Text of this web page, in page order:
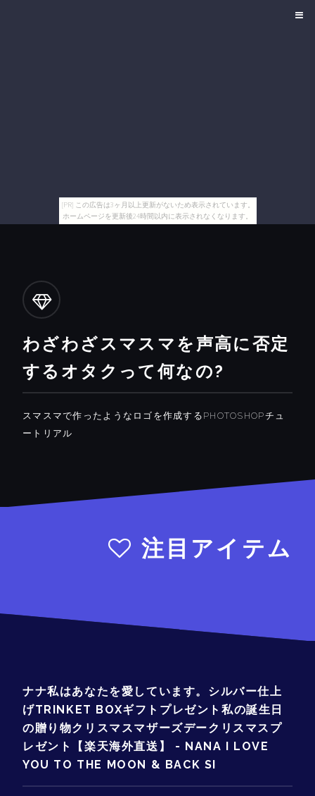
[PR] この広告は3ヶ月以上更新がないため表示されています。
ホームページを更新後24時間以内に表示されなくなります。
わざわざスマスマを声高に否定
するオタクって何なの?
スマスマで作ったようなロゴを作成するPHOTOSHOPチュ
ートリアル
注目アイテム
ナナ私はあなたを愛しています。シルバー仕上
げTRINKET BOXギフトプレゼント私の誕生日
の贈り物クリスマスマザーズデークリスマスプ
レゼント【楽天海外直送】 - NANA I LOVE
YOU TO THE MOON & BACK SI